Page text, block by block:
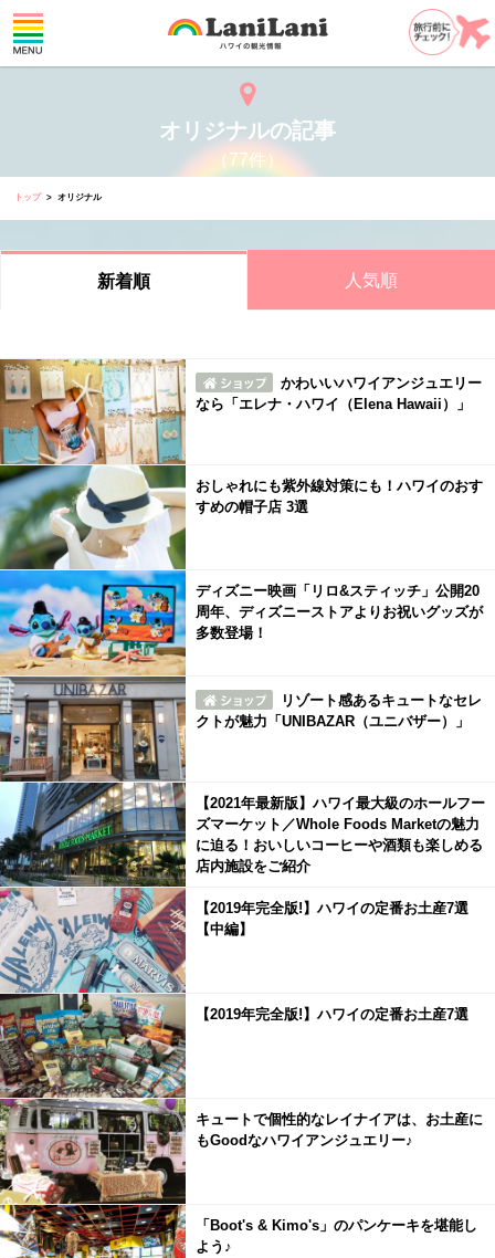
オリジナルの記事
（77件）
トップ オリジナル
新着順 人気順
かわいいハワイアンジュエリー
なら「エレナ・ハワイ（Elena Hawaii）」
おしゃれにも紫外線対策にも！ハワイのおす
すめの帽子店 3選
ディズニー映画「リロ&スティッチ」公開20
周年、ディズニーストアよりお祝いグッズが
多数登場！
リゾート感あるキュートなセレ
クトが魅力「UNIBAZAR（ユニバザー）」
【2021年最新版】ハワイ最大級のホールフー
ズマーケット／Whole Foods Marketの魅力
に迫る！おいしいコーヒーや酒類も楽しめる
店内施設をご紹介
【2019年完全版!】ハワイの定番お土産7選
【中編】
【2019年完全版!】ハワイの定番お土産7選
キュートで個性的なレイナイアは、お土産に
もGoodなハワイアンジュエリー♪
「Boot's & Kimo's」のパンケーキを堪能し
よう♪